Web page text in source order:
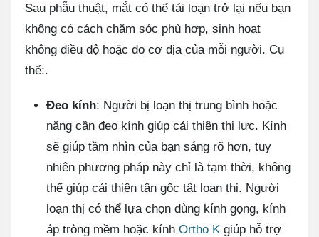
Sau phẫu thuật, mắt có thể tái loạn trở lại nếu bạn
không có cách chăm sóc phù hợp, sinh hoạt
không điều độ hoặc do cơ địa của mỗi người. Cụ
thể:.
Đeo kính: Người bị loạn thị trung bình hoặc
nặng cần đeo kính giúp cải thiện thị lực. Kính
sẽ giúp tầm nhìn của bạn sáng rõ hơn, tuy
nhiên phương pháp này chỉ là tạm thời, không
thể giúp cải thiện tận gốc tật loạn thị. Người
loạn thị có thể lựa chọn dùng kính gọng, kính
áp tròng mềm hoặc kính Ortho K giúp hỗ trợ